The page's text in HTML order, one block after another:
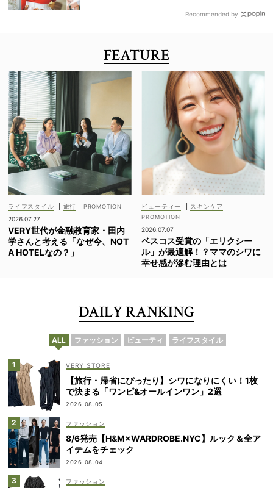
Recommended by
FEATURE
ライフスタイル
旅行
2026.07.27
VERY世代が金融教育家・田内
学さんと考える「なぜ今、NOT
A HOTELなの？」
ビューティー スキンケア
2026.07.07
ベスコス受賞の「エリクシー
ル」が最適解！？ママのシワに
幸せ感が滲む理由とは
DAILY RANKING
ALL ファッション ビューティ ライフスタイル
VERY STORE
【旅行・帰省にぴったり】シワになりにくい！1枚
で決まる「ワンピ&オールインワン」2選
2026.08.05
ファッション
8/6発売【H&M×WARDROBE.NYC】ルック＆全ア
イテムをチェック
2026.08.04
ファッション